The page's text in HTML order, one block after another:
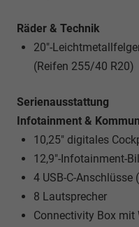
Räder & Technik
20"-
(Reifen 255/40 R20)
Serienausstattung
Infotainment &
10,25" digitales
12,9"-Infotainment-
4 USB-C-
8 Lautsprecher
Connectivity Box mit